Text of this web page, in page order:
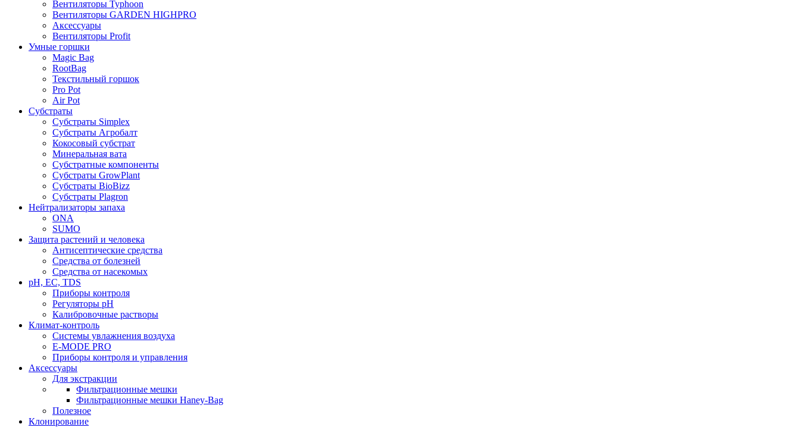
Вентиляторы Typhoon
Вентиляторы GARDEN HIGHPRO
Аксессуары
Вентиляторы Profit
Умные горшки
Magic Bag
RootBag
Текстильный горшок
Pro Pot
Air Pot
Субстраты
Субстраты Simplex
Субстраты Агробалт
Кокосовый субстрат
Минеральная вата
Субстратные компоненты
Субстраты GrowPlant
Субстраты BioBizz
Субстраты Plagron
Нейтрализаторы запаха
ONA
SUMO
Защита растений и человека
Антисептические средства
Средства от болезней
Средства от насекомых
pH, EC, TDS
Приборы контроля
Регуляторы pH
Калибровочные растворы
Климат-контроль
Системы увлажнения воздуха
E-MODE PRO
Приборы контроля и управления
Аксессуары
Для экстракции
Фильтрационные мешки
Фильтрационные мешки Haney-Bag
Полезное
Клонирование